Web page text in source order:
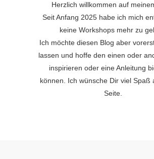
Herzlich willkommen auf
Seit Anfang 2025 habe ich mich
keine Workshops mehr zu
Ich möchte diesen Blog aber
lassen und hoffe den einen oder
inspirieren oder eine Anleitung
können. Ich wünsche Dir viel Spaß
Seite.